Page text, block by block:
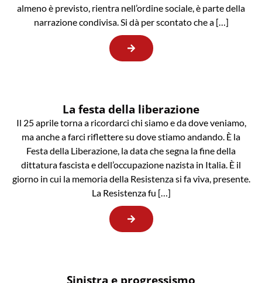
almeno è previsto, rientra nell’ordine sociale, è parte della
narrazione condivisa. Si dà per scontato che a […]
La festa della liberazione
Il 25 aprile torna a ricordarci chi siamo e da dove veniamo,
ma anche a farci riflettere su dove stiamo andando. È la
Festa della Liberazione, la data che segna la fine della
dittatura fascista e dell’occupazione nazista in Italia. È il
giorno in cui la memoria della Resistenza si fa viva, presente.
La Resistenza fu […]
Sinistra e progressismo